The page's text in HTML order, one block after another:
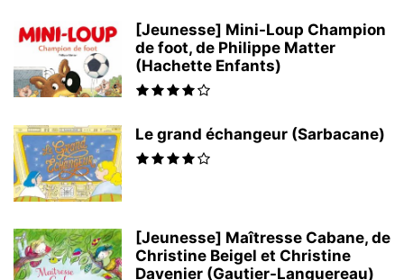
[Jeunesse] Mini-Loup Champion
de foot, de Philippe Matter
(Hachette Enfants)
Le grand échangeur (Sarbacane)
[Jeunesse] Maîtresse Cabane, de
Christine Beigel et Christine
Davenier (Gautier-Languereau)